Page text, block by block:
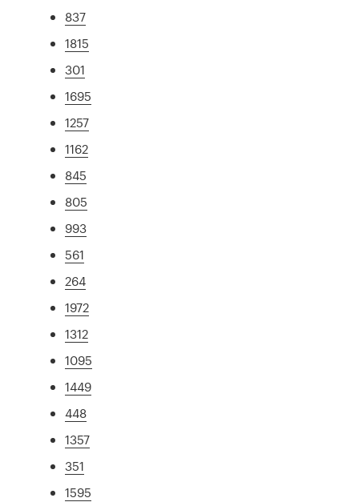
837
1815
301
1695
1257
1162
845
805
993
561
264
1972
1312
1095
1449
448
1357
351
1595